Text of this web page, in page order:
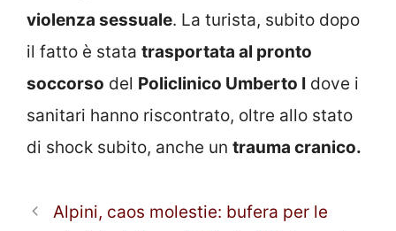
violenza sessuale. La turista, subito dopo
il fatto è stata trasportata al pronto
soccorso del Policlinico Umberto I dove i
sanitari hanno riscontrato, oltre allo stato
di shock subito, anche un trauma cranico.
Alpini, caos molestie: bufera per le